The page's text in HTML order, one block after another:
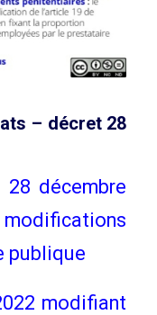
– décret 28
28 décembre
publique
modifiant